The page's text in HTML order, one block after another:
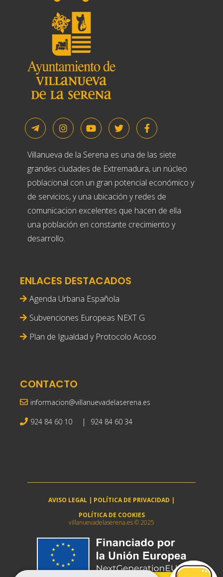
Villanueva de la Serena es una de las siete
grandes ciudades de Extremadura, un núcleo
poblacional con un gran potencial económico y
de servicios, y una ubicación y redes de
comunicacion excelentes que hacen de ella
una población en constante crecimiento y
desarrollo.
ENLACES DESTACADOS
Agenda Urbana Española
Subvenciones Europeas NEXT G
Plan de Igualdad y Protocolo Acoso
CONTACTO
informacion@villanuevadelaserena.es
924 84 60 10 | 924 84 60 34
AVISO LEGAL | POLÍTICA DE PRIVACIDAD |
POLÍTICA DE COOKIES
villanuevadelaserena.es © 2025